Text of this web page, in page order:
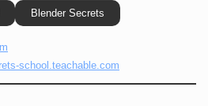
Blender Secrets